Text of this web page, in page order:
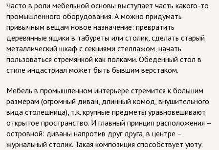
Часто в роли мебельной основы выступает часть какого-то
промышленного оборудования. А можно придумать
привычным вещам новое назначение: превратить
деревянные ящики в табуреты или столик, сделать старый
металлический шкаф с секциями стеллажом, начать
пользоваться стремянкой как полками. Обеденный стол в
стиле индастриал может быть бывшим верстаком.
Мебель в промышленном интерьере стремится к большим
размерам (огромный диван, длинный комод, внушительного
вида столешница), т.к. крупные предметы уравновешивают
открытое пространство. И главный принцип расположения –
островной: диваны напротив друг друга, в центре –
журнальный столик. Такая композиция способствует уюту.